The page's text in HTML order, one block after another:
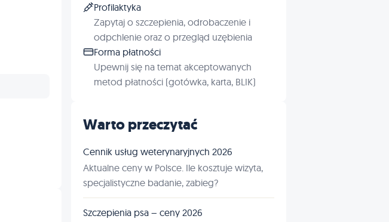
Profilaktyka
Zapytaj o szczepienia, odrobaczenie i
odpchlenie oraz o przegląd uzębienia
Forma płatności
Upewnij się na temat akceptowanych
metod płatności (gotówka, karta, BLIK)
Warto przeczytać
Cennik usług weterynaryjnych 2026
Aktualne ceny w Polsce. Ile kosztuje wizyta,
specjalistyczne badanie, zabieg?
Szczepienia psa – ceny 2026